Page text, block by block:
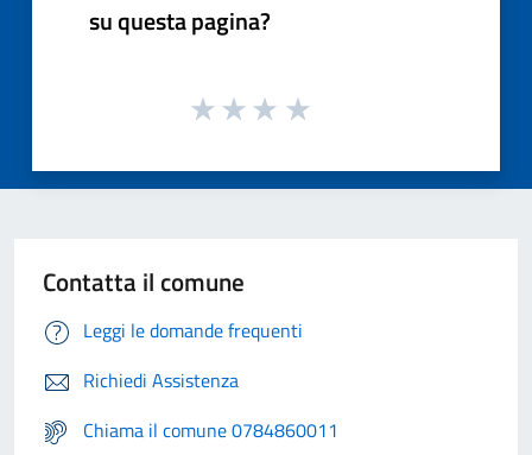
su questa pagina?
Contatta il comune
Leggi le domande frequenti
Richiedi Assistenza
Chiama il comune 0784860011